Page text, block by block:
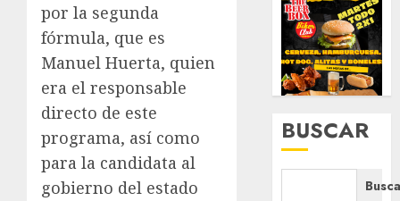
por la segunda
fórmula, que es
Manuel Huerta, quien
era el responsable
directo de este
programa, así como
para la candidata al
gobierno del estado
BUSCAR